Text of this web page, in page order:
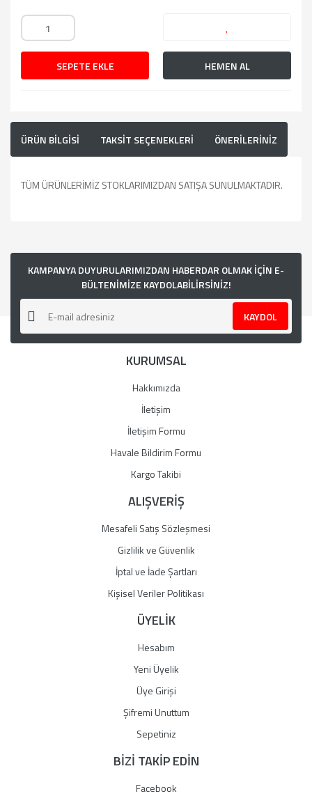
SEPETE EKLE HEMEN AL
ÜRÜN BİLGİSİ TAKSİT SEÇENEKLERİ ÖNERİLERİNİZ
TÜM ÜRÜNLERİMİZ STOKLARIMIZDAN SATIŞA SUNULMAKTADIR.
kullanarak tarafımıza iletebilirsiniz.
Görüş ve önerileriniz için teşekkür ederiz.
Ürün resmi kalitesiz, bozuk veya görüntülenemiyor.
Ürün açıklamasında eksik bilgiler bulunuyor.
Ürün bilgilerinde hatalar bulunuyor.
Ürün fiyatı diğer sitelerden daha pahalı.
Gönder
KAMPANYA DUYURULARIMIZDAN HABERDAR OLMAK İÇİN E-
BÜLTENİMİZE KAYDOLABİLİRSİNİZ!
KAYDOL
KURUMSAL
Hakkımızda
İletişim
İletişim Formu
Havale Bildirim Formu
Kargo Takibi
ALIŞVERİŞ
Mesafeli Satış Sözleşmesi
Gizlilik ve Güvenlik
İptal ve İade Şartları
Kişisel Veriler Politikası
ÜYELİK
Hesabım
Yeni Üyelik
Üye Girişi
Şifremi Unuttum
Sepetiniz
BİZİ TAKİP EDİN
Facebook